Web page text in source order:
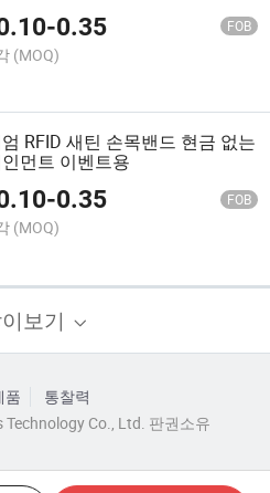
-0.35 FOB
(MOQ)
RFID 새틴 손목밴드 현금 없는
먼트 이벤트용
-0.35 FOB
(MOQ)
보기
품
통찰력
Co., Ltd. 판권소유